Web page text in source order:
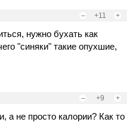
– +11 +
нужно бухать как
"синяки" такие опухшие,
– +9 +
а не просто калории? Как то